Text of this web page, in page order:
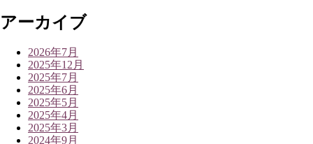
アーカイブ
2026年7月
2025年12月
2025年7月
2025年6月
2025年5月
2025年4月
2025年3月
2024年9月